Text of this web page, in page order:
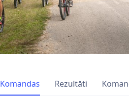
Komandas Rezultāti